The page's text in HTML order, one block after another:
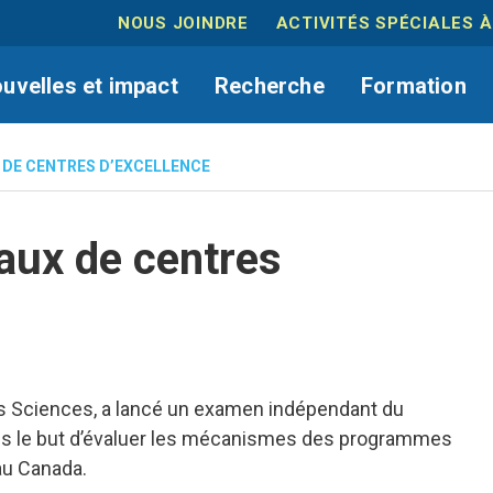
NOUS JOINDRE ACTIVITÉS SPÉCIALES
et impact Recherche Formation
CENTRES D’EXCELLENCE
de centres
Sciences, a lancé un examen indépendant du
but d’évaluer les mécanismes des programmes
Canada.